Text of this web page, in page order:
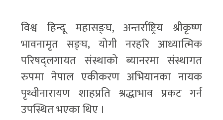
विश्व हिन्दू महासङ्घ, अन्तर्राष्ट्रिय श्रीकृष्ण
भावनामृत सङ्घ, योगी नरहरि आध्यात्मिक
परिषद्लगायत संस्थाको ब्यानरमा संस्थागत
रुपमा नेपाल एकीकरण अभियानका नायक
पृथ्वीनारायण शाहप्रति श्रद्धाभाव प्रकट गर्न
उपस्थित भएका थिए ।